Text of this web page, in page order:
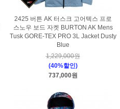
2425 버튼 AK 터스크 고어텍스 프로
스노우 보드 자켓 BURTON AK Mens
Tusk GORE-TEX PRO 3L Jacket Dusty
Blue
1,229,000원
(40%할인)
737,000원